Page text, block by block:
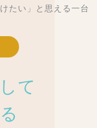
たい」と思える一台
て